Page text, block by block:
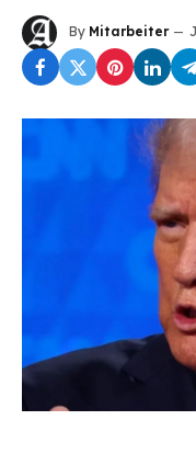
By Mitarbeiter